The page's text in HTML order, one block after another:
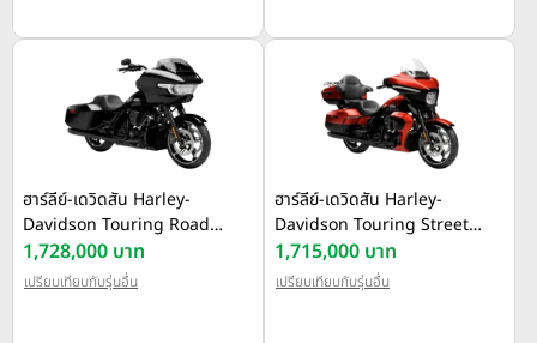
ฮาร์ลีย์-เดวิดสัน Harley-
Davidson Touring Road
Glide ปี 2025
1,728,000 บาท
เปรียบเทียบกับรุ่นอื่น
ฮาร์ลีย์-เดวิดสัน Harley-
Davidson Touring Street
Glide Ultra ปี 2025
1,715,000 บาท
เปรียบเทียบกับรุ่นอื่น